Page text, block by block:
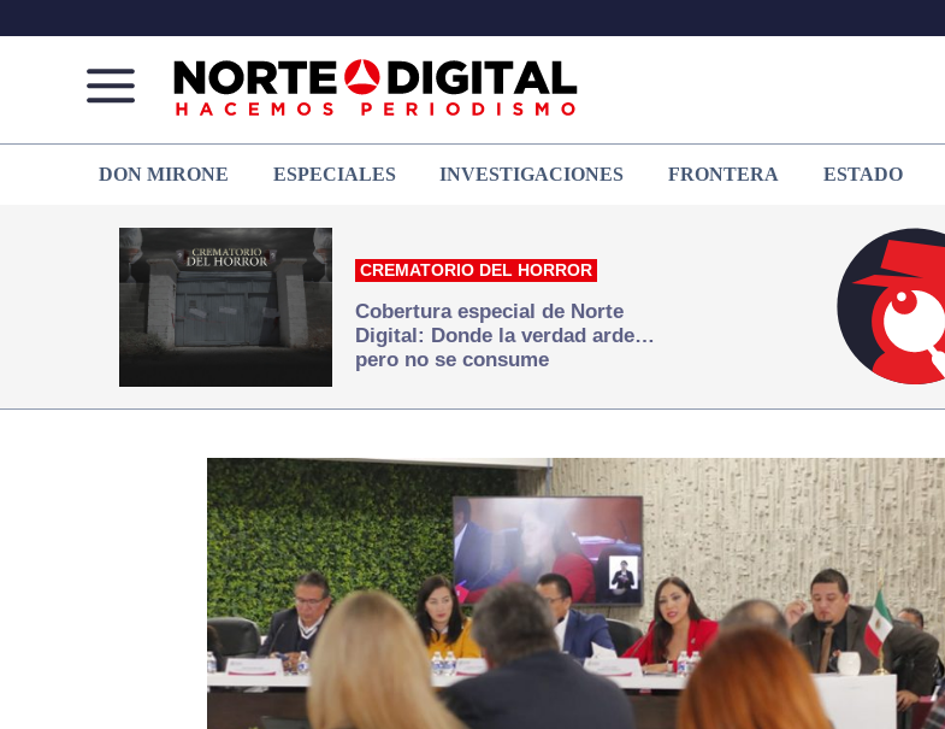
de
Juárez
que
hacemos periodismo
DON MIRONE ESPECIALES INVESTIGACIONES FRONTERA ESTADO
CREMATORIO DEL HORROR
Cobertura especial de Norte
Digital: Donde la verdad arde…
pero no se consume